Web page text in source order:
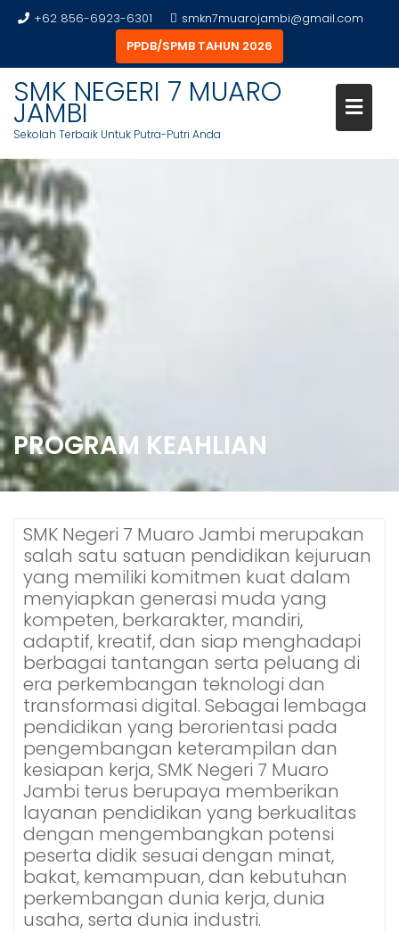
+62 856-6923-6301
smkn7muarojambi@gmail.com
PPDB/SPMB TAHUN 2026
SMK NEGERI 7 MUARO
JAMBI
Sekolah Terbaik Untuk Putra-Putri Anda
PROGRAM KEAHLIAN
SMK Negeri 7 Muaro Jambi merupakan
salah satu satuan pendidikan kejuruan
yang memiliki komitmen kuat dalam
menyiapkan generasi muda yang
kompeten, berkarakter, mandiri,
adaptif, kreatif, dan siap menghadapi
berbagai tantangan serta peluang di
era perkembangan teknologi dan
transformasi digital. Sebagai lembaga
pendidikan yang berorientasi pada
pengembangan keterampilan dan
kesiapan kerja, SMK Negeri 7 Muaro
Jambi terus berupaya memberikan
layanan pendidikan yang berkualitas
dengan mengembangkan potensi
peserta didik sesuai dengan minat,
bakat, kemampuan, dan kebutuhan
perkembangan dunia kerja, dunia
usaha, serta dunia industri.